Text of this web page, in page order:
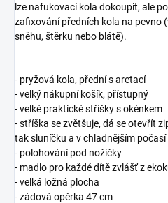
lze nafukovací kola dokoupit, ale
zafixování předních kola na pevno
sněhu, štěrku nebo blátě).
- pryžová kola, přední s aretací
- velký nákupní košík, přístupný
- velké praktické stříšky s okénkem
- stříška se zvětšuje, dá se otevřít
tak sluníčku a v chladnějším
- polohování pod nožičky
- madlo pro každé dítě zvlášť z
- velká ložná plocha
- zádová opěrka 47 cm